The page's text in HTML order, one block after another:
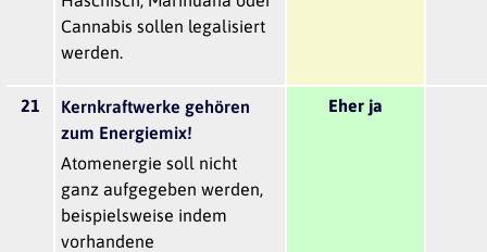
Cannabis sollen legalisiert
werden.
21
Kernkraftwerke gehören
zum Energiemix!
Atomenergie soll nicht
ganz aufgegeben werden,
beispielsweise indem
vorhandene
Eher ja